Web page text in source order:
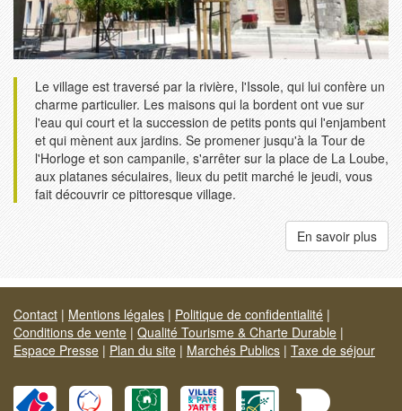
Le village est traversé par la rivière, l'Issole, qui lui confère un
charme particulier. Les maisons qui la bordent ont vue sur
l'eau qui court et la succession de petits ponts qui l'enjambent
et qui mènent aux jardins. Se promener jusqu'à la Tour de
l'Horloge et son campanile, s'arrêter sur la place de La Loube,
aux platanes séculaires, lieux du petit marché le jeudi, vous
fait découvrir ce pittoresque village.
En savoir plus
Contact | Mentions légales | Politique de confidentialité |
Conditions de vente | Qualité Tourisme & Charte Durable |
Espace Presse | Plan du site | Marchés Publics | Taxe de séjour